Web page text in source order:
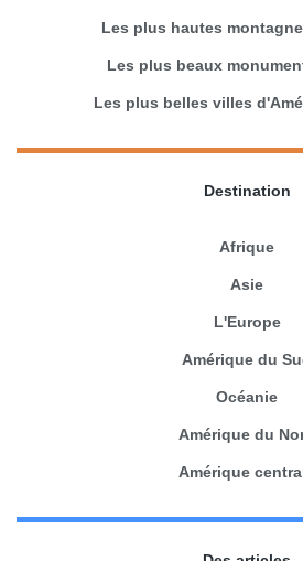
Les plus hautes
Les plus beaux
Les plus belles villes
Destination
Afrique
Asie
L'Europe
Amérique du
Océanie
Amérique du
Amérique